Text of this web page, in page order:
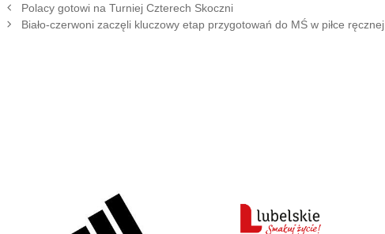
Polacy gotowi na Turniej Czterech Skoczni
Biało-czerwoni zaczęli kluczowy etap przygotowań do MŚ w piłce ręcznej